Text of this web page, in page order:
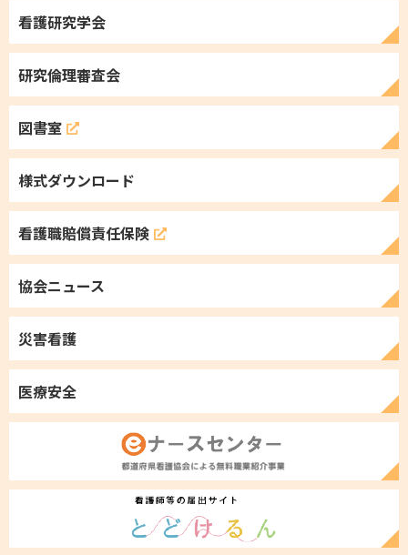
看護研究学会
研究倫理審査会
図書室
様式ダウンロード
看護職賠償責任保険
協会ニュース
災害看護
医療安全